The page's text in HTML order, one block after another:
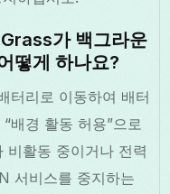
가 백그라운
떻게 하나요?
리로 이동하여 배터
배경 활동 허용”으로
비활동 중이거나 전력
서비스를 중지하는